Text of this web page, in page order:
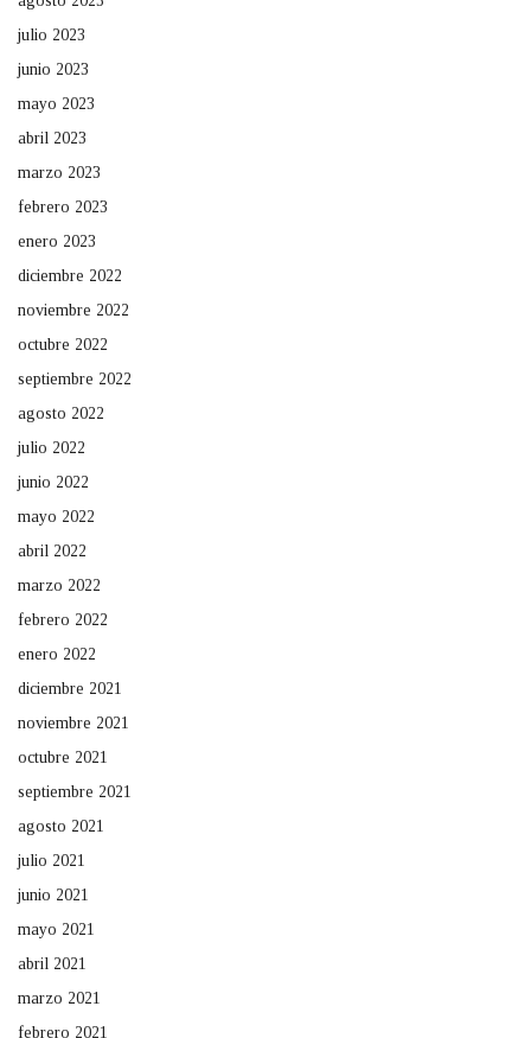
julio 2023
junio 2023
mayo 2023
abril 2023
marzo 2023
febrero 2023
enero 2023
diciembre 2022
noviembre 2022
octubre 2022
septiembre 2022
agosto 2022
julio 2022
junio 2022
mayo 2022
abril 2022
marzo 2022
febrero 2022
enero 2022
diciembre 2021
noviembre 2021
octubre 2021
septiembre 2021
agosto 2021
julio 2021
junio 2021
mayo 2021
abril 2021
marzo 2021
febrero 2021